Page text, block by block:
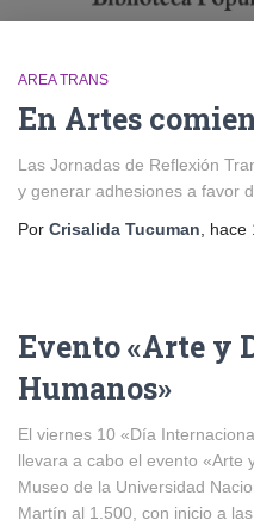
AREA TRANS
En Artes
Las Jornadas de Reflexión
y generar adhesiones a favor
Por Crisalida Tucuman , hace
Evento «Arte y
Humanos»
El viernes 10 «Día
llevara a cabo el evento «Arte
Museo de la Universidad
Martín al 1.500, con inicio a